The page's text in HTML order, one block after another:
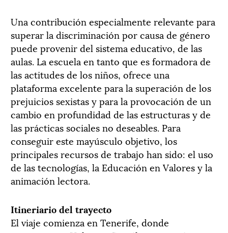
Una contribución especialmente relevante para
superar la discriminación por causa de género
puede provenir del sistema educativo, de las
aulas. La escuela en tanto que es formadora de
las actitudes de los niños, ofrece una
plataforma excelente para la superación de los
prejuicios sexistas y para la provocación de un
cambio en profundidad de las estructuras y de
las prácticas sociales no deseables. Para
conseguir este mayúsculo objetivo, los
principales recursos de trabajo han sido: el uso
de las tecnologías, la Educación en Valores y la
animación lectora.
Itineriario del trayecto
El viaje comienza en Tenerife, donde